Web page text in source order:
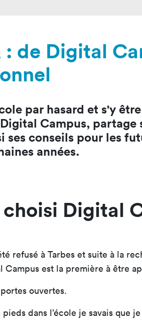
de Digital
par hasard et s'y
Campus,
ses conseils pour les
années.
Digital
refusé à Tarbes et suite à la
est la première à être
ouvertes.
dans l’école je savais que
Brand Strategy
Data Customer
Experience